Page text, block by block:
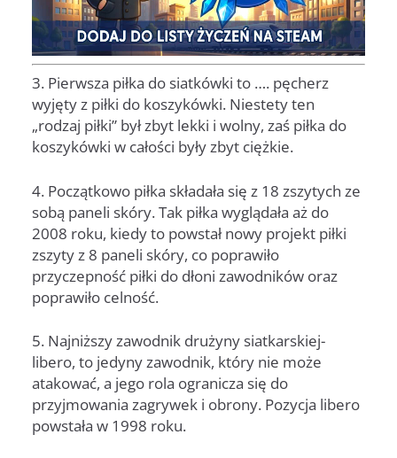
3. Pierwsza piłka do siatkówki to …. pęcherz
wyjęty z piłki do koszykówki. Niestety ten
„rodzaj piłki” był zbyt lekki i wolny, zaś piłka do
koszykówki w całości były zbyt ciężkie.
4. Początkowo piłka składała się z 18 zszytych ze
sobą paneli skóry. Tak piłka wyglądała aż do
2008 roku, kiedy to powstał nowy projekt piłki
zszyty z 8 paneli skóry, co poprawiło
przyczepność piłki do dłoni zawodników oraz
poprawiło celność.
5. Najniższy zawodnik drużyny siatkarskiej-
libero, to jedyny zawodnik, który nie może
atakować, a jego rola ogranicza się do
przyjmowania zagrywek i obrony. Pozycja libero
powstała w 1998 roku.